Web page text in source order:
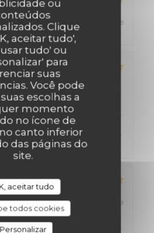
ou
Clique
aceitar tudo',
tudo' ou
para
suas
Você pode
escolhas a
momento
no ícone de
canto inferior
das páginas do
site.
aceitar tudo
todos cookies
Personalizar
2
: 5/5 menu:
quality_price
2
:4/5 menu :
et donc difficile de choisir.
2
:5/5 menu:5/5
quality_price